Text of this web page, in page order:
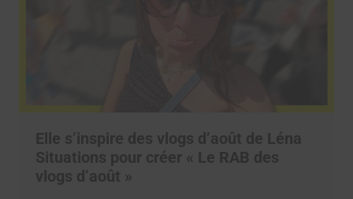
Elle s’inspire des vlogs d’août de Léna
Situations pour créer « Le RAB des
vlogs d’août »